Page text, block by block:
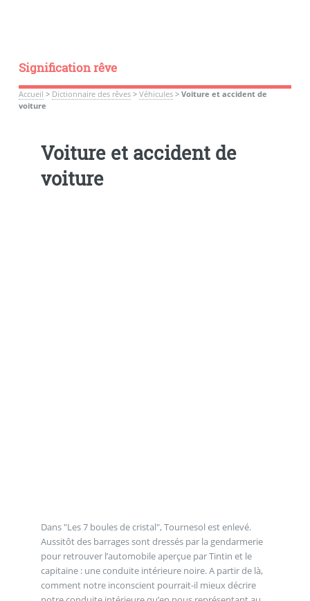
Signification rêve
Accueil > Dictionnaire des rêves> Véhicules> Voiture et accident de
voiture
Voiture et accident de
voiture
Dans "Les 7 boules de cristal", Tournesol est enlevé.
Aussitôt des barrages sont dressés par la gendarmerie
pour retrouver l’automobile aperçue par Tintin et le
capitaine : une conduite intérieure noire. A partir de là,
comment notre inconscient pourrait-il mieux décrire